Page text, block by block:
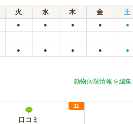
火 水 木 金 土
● ● ● ● ●
● ● ● ● ●
動物病院情報を編集
口コミ
11